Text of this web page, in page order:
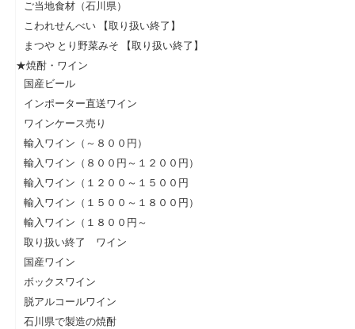
ご当地食材（石川県）
こわれせんべい 【取り扱い終了】
まつや とり野菜みそ 【取り扱い終了】
★焼酎・ワイン
国産ビール
インポーター直送ワイン
ワインケース売り
輸入ワイン（～８００円）
輸入ワイン（８００円～１２００円）
輸入ワイン（１２００～１５００円
輸入ワイン（１５００～１８００円）
輸入ワイン（１８００円～
取り扱い終了 ワイン
国産ワイン
ボックスワイン
脱アルコールワイン
石川県で製造の焼酎